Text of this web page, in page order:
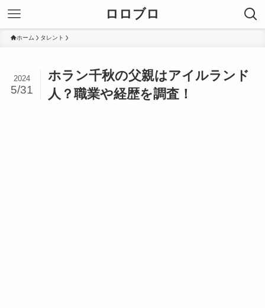
ロロブロ
ホーム タレント
ホラン千秋の父親はアイルランド
人？職業や経歴を調査！
2024
5/31